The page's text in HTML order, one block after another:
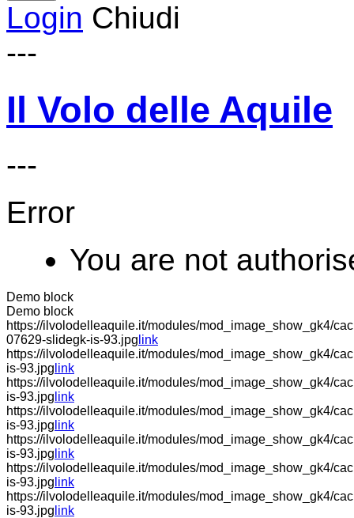
Login Chiudi
---
Il Volo delle Aquile
---
Error
You are not
Demo block
Demo block
https://ilvolodelleaquile.it/modules/mod_image_show_gk4/
07629-slidegk-is-93.jpg link
https://ilvolodelleaquile.it/modules/mod_image_show_gk4/
is-93.jpg link
https://ilvolodelleaquile.it/modules/mod_image_show_gk4/
is-93.jpg link
https://ilvolodelleaquile.it/modules/mod_image_show_gk4/
is-93.jpg link
https://ilvolodelleaquile.it/modules/mod_image_show_gk4/
is-93.jpg link
https://ilvolodelleaquile.it/modules/mod_image_show_gk4/
is-93.jpg link
https://ilvolodelleaquile.it/modules/mod_image_show_gk4/
is-93.jpg link